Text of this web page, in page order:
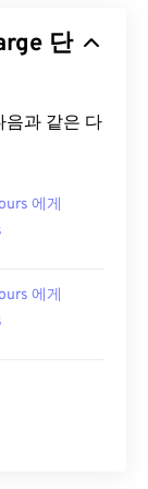
단
과 같은 다
에게
에게